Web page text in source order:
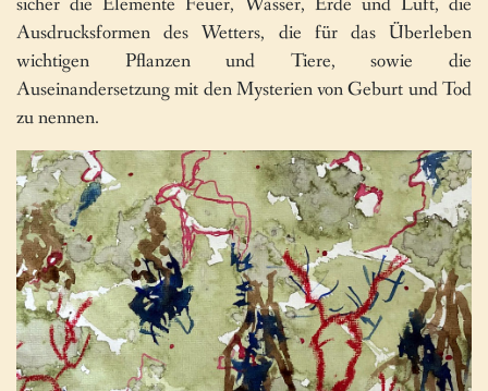
Ausdrucksformen des Wetters, die für das Überleben
wichtigen Pflanzen und Tiere, sowie die
Auseinandersetzung mit den Mysterien von Geburt und Tod
zu nennen.